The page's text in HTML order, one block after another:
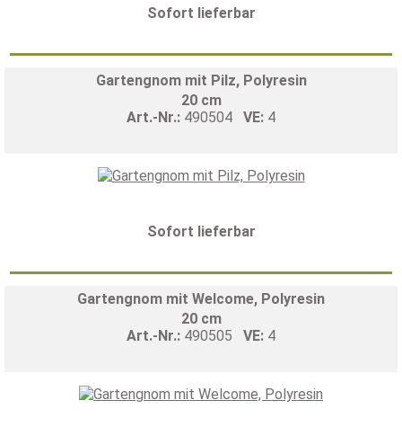
Sofort lieferbar
Gartengnom mit Pilz, Polyresin
20 cm
Art.-Nr.: 490504 VE: 4
Sofort lieferbar
Gartengnom mit Welcome, Polyresin
20 cm
Art.-Nr.: 490505 VE: 4